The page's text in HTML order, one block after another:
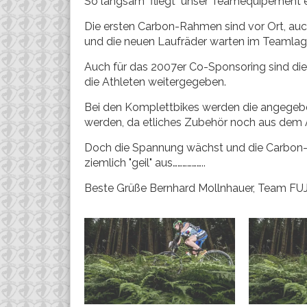
Die ersten Carbon-Rahmen sind vor Ort,
und die neuen Laufräder warten im
Auch für das 2007er Co-Sponsoring sind
die Athleten weitergegeben.
Bei den Komplettbikes werden die
werden, da etliches Zubehör noch aus dem
Doch die Spannung wächst und die
ziemlich "geil" aus………………..
Beste Grüße Bernhard Mollnhauer, Team